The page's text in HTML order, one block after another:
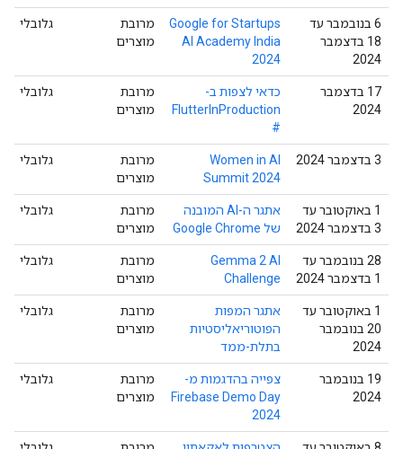
‫6 בנובמבר עד
18 בדצמבר
2024
Google for Startups
AI Academy India
2024
מרובת
מוצרים
גלובלי
‫17 בדצמבר
2024
כדאי לצפות ב-
FlutterInProduction
#
מרובת
מוצרים
גלובלי
‫3 בדצמבר 2024
Women in AI
Summit 2024
מרובת
מוצרים
גלובלי
‫1 באוקטובר עד
3 בדצמבר 2024
אתגר ה-AI המובנה
של Google Chrome
מרובת
מוצרים
גלובלי
‫28 בנובמבר עד
1 בדצמבר 2024
Gemma 2 AI
Challenge
מרובת
מוצרים
גלובלי
‫1 באוקטובר עד
20 בנובמבר
2024
אתגר המפות
הפוטוריאליסטיות
בתלת-ממד
מרובת
מוצרים
גלובלי
‫19 בנובמבר
2024
צפייה בהדגמות מ-
Firebase Demo Day
מרובת
מוצרים
גלובלי